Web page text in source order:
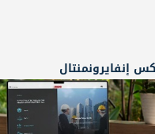
إنفايرونمنتال